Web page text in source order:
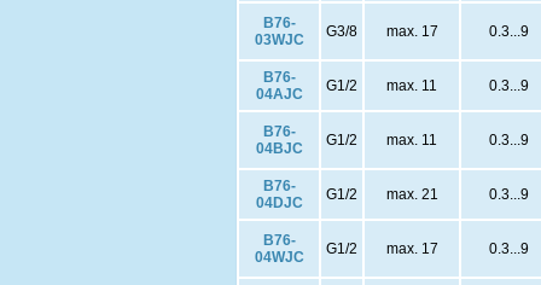
B76-
03WJC
G3/8 max. 17 0.3...9
B76-
04AJC
G1/2 max. 11 0.3...9
B76-
04BJC
G1/2 max. 11 0.3...9
B76-
04DJC
G1/2 max. 21 0.3...9
B76-
04WJC
G1/2 max. 17 0.3...9